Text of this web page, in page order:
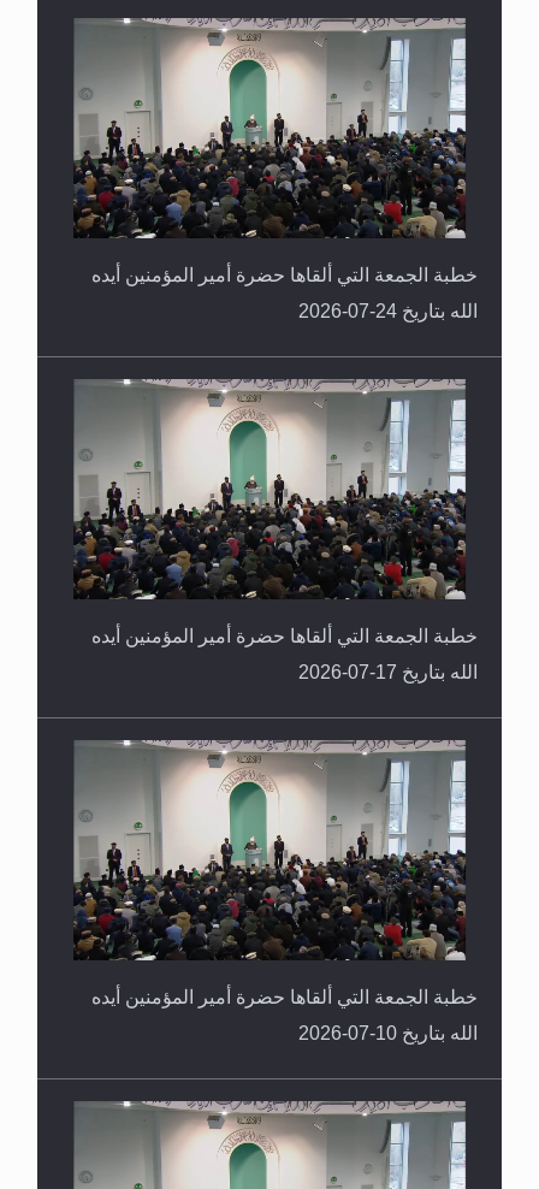
خطبة الجمعة التي ألقاها حضرة أمير المؤمنين أيده
الله بتاريخ 24-07-2026
خطبة الجمعة التي ألقاها حضرة أمير المؤمنين أيده
الله بتاريخ 17-07-2026
خطبة الجمعة التي ألقاها حضرة أمير المؤمنين أيده
الله بتاريخ 10-07-2026